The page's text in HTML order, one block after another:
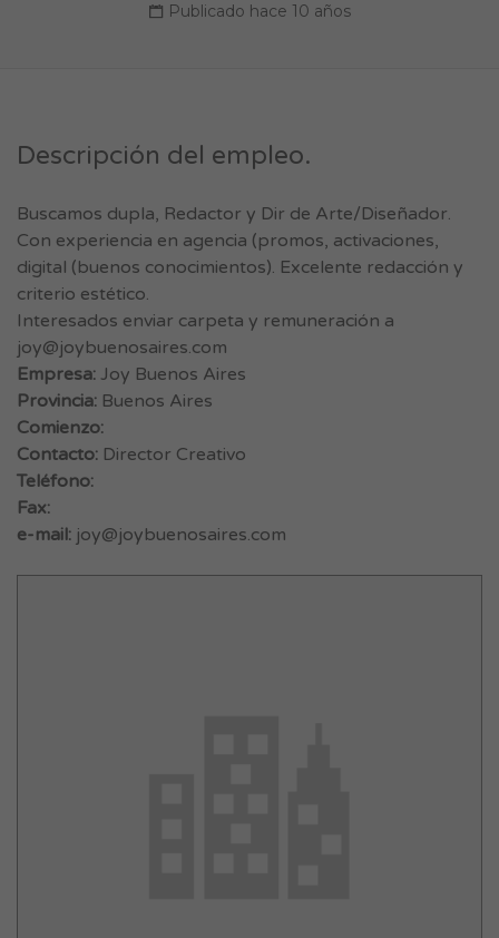
Publicado hace 10 años
Descripción del empleo.
Buscamos dupla, Redactor y Dir de Arte/Diseñador.
Con experiencia en agencia (promos, activaciones,
digital (buenos conocimientos). Excelente redacción y
criterio estético.
Interesados enviar carpeta y remuneración a
joy@joybuenosaires.com
Empresa: Joy Buenos Aires
Provincia: Buenos Aires
Comienzo:
Contacto: Director Creativo
Teléfono:
Fax:
e-mail: joy@joybuenosaires.com